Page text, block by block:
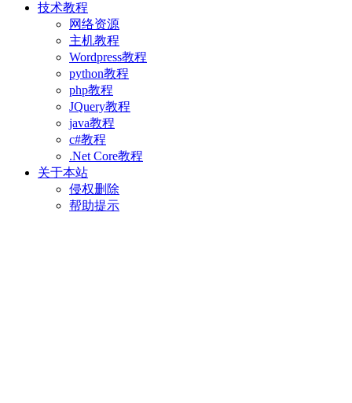
技术教程
网络资源
主机教程
Wordpress教程
python教程
php教程
JQuery教程
java教程
c#教程
.Net Core教程
关于本站
侵权删除
帮助提示